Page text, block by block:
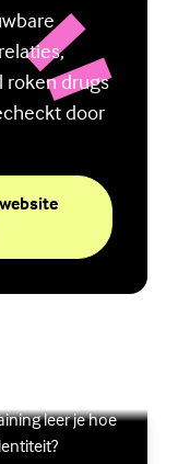
roken drugs
door
link)
ben ik?
leer je hoe
ben ik?